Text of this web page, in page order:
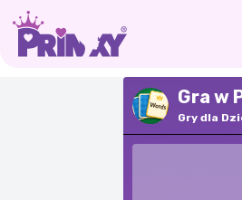
Gra w
Gry dla